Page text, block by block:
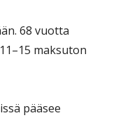
68 vuotta
maksuton
pääsee